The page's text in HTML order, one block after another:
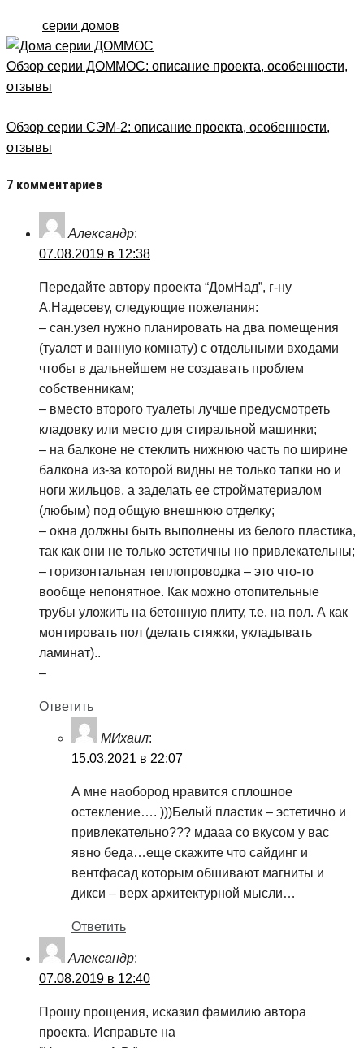
серии домов
Обзор серии ДОММОС: описание проекта, особенности,
отзывы
Обзор серии СЭМ-2: описание проекта, особенности,
отзывы
7 комментариев
Александр:
07.08.2019 в 12:38
Передайте автору проекта “ДомНад”, г-ну
А.Надесеву, следующие пожелания:
– сан.узел нужно планировать на два помещения
(туалет и ванную комнату) с отдельными входами
чтобы в дальнейшем не создавать проблем
собственникам;
– вместо второго туалеты лучше предусмотреть
кладовку или место для стиральной машинки;
– на балконе не стеклить нижнюю часть по ширине
балкона из-за которой видны не только тапки но и
ноги жильцов, а заделать ее стройматериалом
(любым) под общую внешнюю отделку;
– окна должны быть выполнены из белого пластика,
так как они не только эстетичны но привлекательны;
– горизонтальная теплопроводка – это что-то
вообще непонятное. Как можно отопительные
трубы уложить на бетонную плиту, т.е. на пол. А как
монтировать пол (делать стяжки, укладывать
ламинат)..
–
Ответить
МИхаил:
15.03.2021 в 22:07
А мне наобород нравится сплошное
остекление…. )))Белый пластик – эстетично и
привлекательно??? мдааа со вкусом у вас
явно беда…еще скажите что сайдинг и
вентфасад которым обшивают магниты и
дикси – верх архитектурной мысли…
Ответить
Александр:
07.08.2019 в 12:40
Прошу прощения, исказил фамилию автора
проекта. Исправьте на